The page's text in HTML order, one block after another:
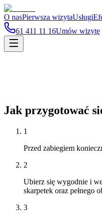
O nasPierwsza wizytaUsługi
61 411 11 16Umów wizytę
Jak przygotować
1
Przed zabiegiem
2
Ubierz się wygodnie i
skarpetek oraz pełnego
3